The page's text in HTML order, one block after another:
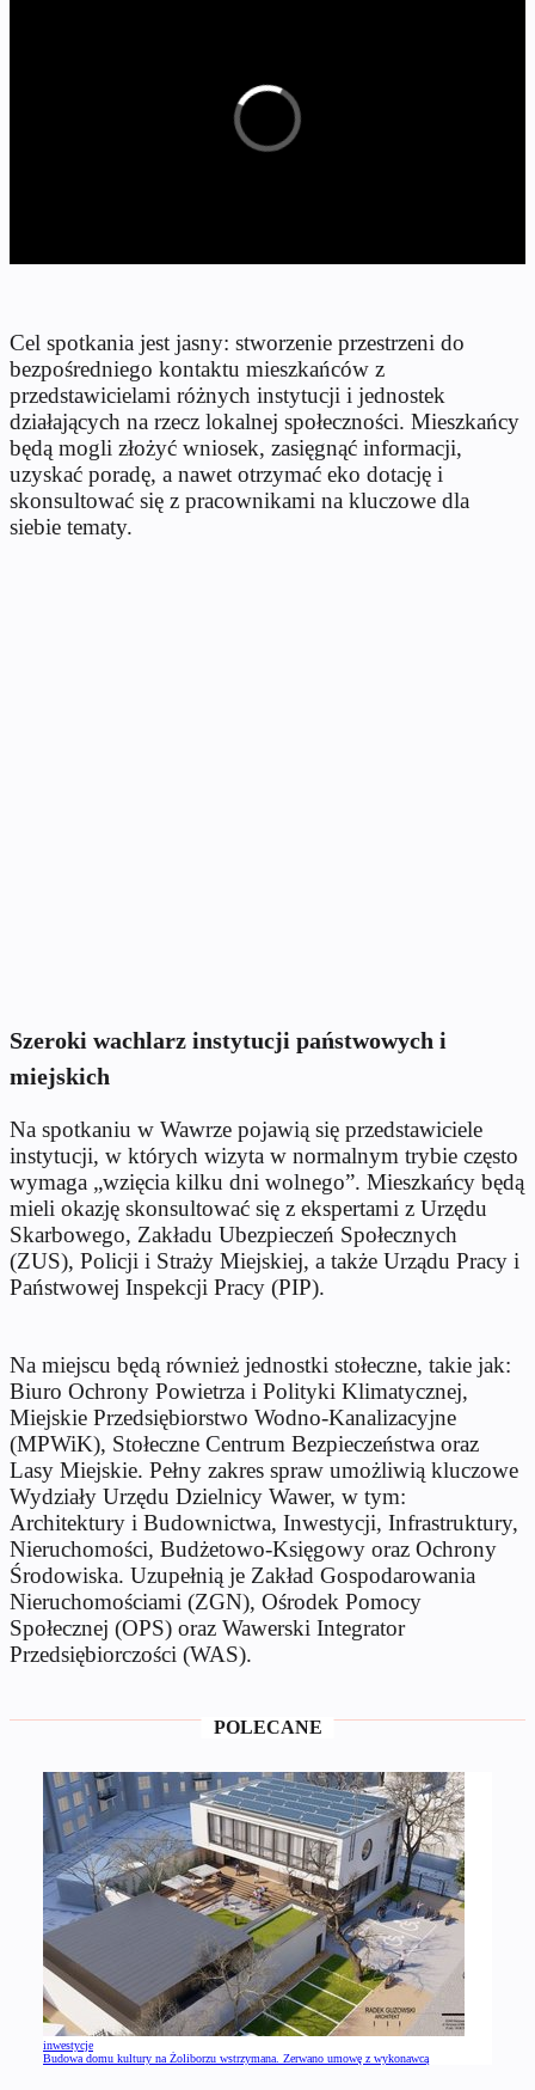
Cel spotkania jest jasny: stworzenie przestrzeni do
bezpośredniego kontaktu mieszkańców z
przedstawicielami różnych instytucji i jednostek
działających na rzecz lokalnej społeczności. Mieszkańcy
będą mogli złożyć wniosek, zasięgnąć informacji,
uzyskać poradę, a nawet otrzymać eko dotację i
skonsultować się z pracownikami na kluczowe dla
siebie tematy.
Szeroki wachlarz instytucji państwowych i
miejskich
Na spotkaniu w Wawrze pojawią się przedstawiciele
instytucji, w których wizyta w normalnym trybie często
wymaga „wzięcia kilku dni wolnego”. Mieszkańcy będą
mieli okazję skonsultować się z ekspertami z Urzędu
Skarbowego, Zakładu Ubezpieczeń Społecznych
(ZUS), Policji i Straży Miejskiej, a także Urządu Pracy i
Państwowej Inspekcji Pracy (PIP).
Na miejscu będą również jednostki stołeczne, takie jak:
Biuro Ochrony Powietrza i Polityki Klimatycznej,
Miejskie Przedsiębiorstwo Wodno-Kanalizacyjne
(MPWiK), Stołeczne Centrum Bezpieczeństwa oraz
Lasy Miejskie. Pełny zakres spraw umożliwią kluczowe
Wydziały Urzędu Dzielnicy Wawer, w tym:
Architektury i Budownictwa, Inwestycji, Infrastruktury,
Nieruchomości, Budżetowo-Księgowy oraz Ochrony
Środowiska. Uzupełnią je Zakład Gospodarowania
Nieruchomościami (ZGN), Ośrodek Pomocy
Społecznej (OPS) oraz Wawerski Integrator
Przedsiębiorczości (WAS).
POLECANE
inwestycje
Budowa domu kultury na Żoliborzu wstrzymana. Zerwano umowę z wykonawcą